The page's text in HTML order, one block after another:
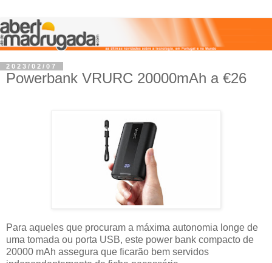
2023/02/07
Powerbank VRURC 20000mAh a €26
Para aqueles que procuram a máxima autonomia longe de
uma tomada ou porta USB, este power bank compacto de
20000 mAh assegura que ficarão bem servidos